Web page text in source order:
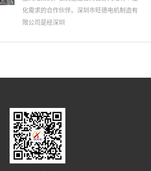
化需求的合作伙伴。深圳市旺德电机制造有
限公司是经深圳